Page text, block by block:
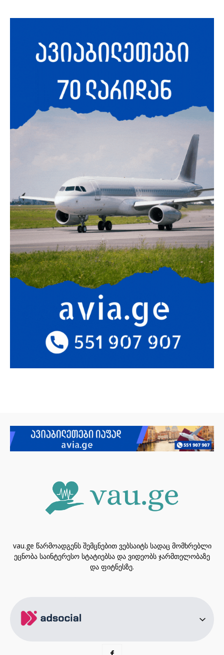
vau.ge წარმოადგენს შემცნებით ვებსაიტს სადაც მომხრებლი
ეცნობა საინტერესო სტატიებსა და ვიდეობს ჯარმთელობაზე
და ფიტნესზე.